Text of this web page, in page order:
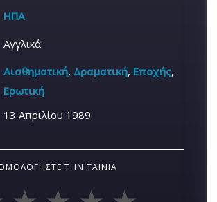
ΗΠΑ
Αγγλικά
Αισθηματική, Δραματική, Εποχής,
Ερωτική
13 Απριλίου 1989
ΤΗΝ ΤΑΙΝΊΑ